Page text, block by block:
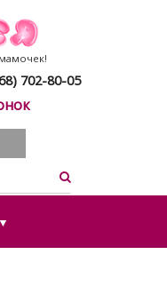
702-80-05